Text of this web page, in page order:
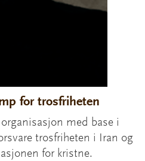
for trosfriheten
med base i
trosfriheten i Iran og
for kristne.